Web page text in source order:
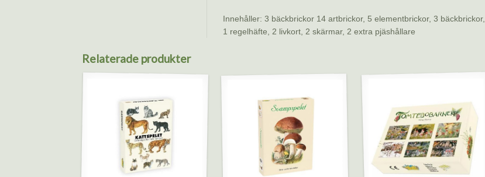
Innehåller: 3 bäckbrickor 14 artbrickor, 5 elementbrickor, 3 bäckbrickor,
1 regelhäfte, 2 livkort, 2 skärmar, 2 extra pjäshållare
Relaterade produkter